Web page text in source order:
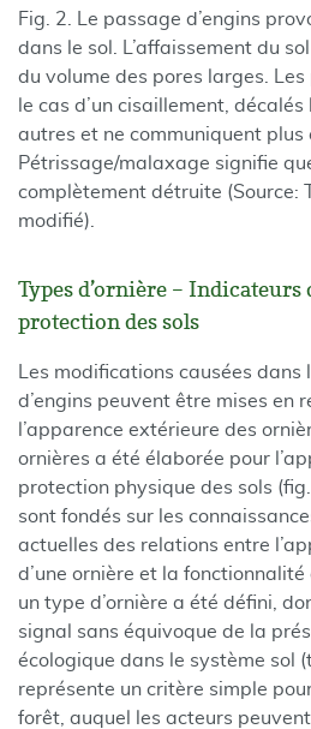
Fig. 2. Le passage d’engins
dans le sol. L’affaissement du
du volume des pores larges.
le cas d’un cisaillement,
autres et ne communiquent plus
Pétrissage/malaxage signifie
complètement détruite (Source:
modifié).
Types d’ornière – Indicateurs
protection des sols
Les modifications causées
d’engins peuvent être mises en
l’apparence extérieure des
ornières a été élaborée pour
protection physique des sols
sont fondés sur les
actuelles des relations entre
d’une ornière et la fonctionnalité
un type d’ornière a été défini,
signal sans équivoque de la
écologique dans le système sol
représente un critère simple
forêt, auquel les acteurs